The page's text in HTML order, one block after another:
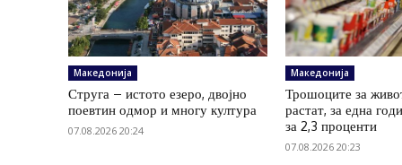
Македонија
Струга – истото езеро, двојно
поевтин одмор и многу култура
07.08.2026 20:24
Македонија
Трошоците за
растат, за една
за 2,3 проценти
07.08.2026 20:23